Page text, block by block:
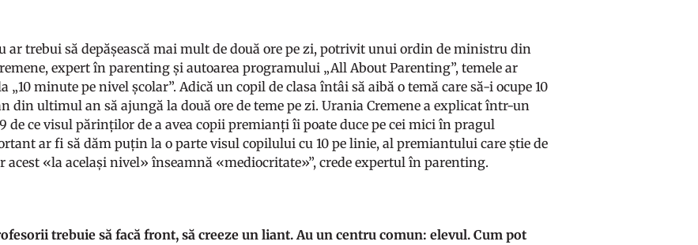
ar trebui să depășească mai mult de două ore pe zi, potrivit unui ordin de ministru din
expert în parenting și autoarea programului „All About Parenting”, temele ar
„10 minute pe nivel școlar”. Adică un copil de clasa întâi să aibă o temă care să-i ocupe 10
din ultimul an să ajungă la două ore de teme pe zi. Urania Cremene a explicat într-un
de ce visul părinților de a avea copii premianți îi poate duce pe cei mici în pragul
ar fi să dăm puțin la o parte visul copilului cu 10 pe linie, al premiantului care știe de
acest «la același nivel» înseamnă «mediocritate»”, crede expertul în parenting.
trebuie să facă front, să creeze un liant. Au un centru comun: elevul. Cum pot